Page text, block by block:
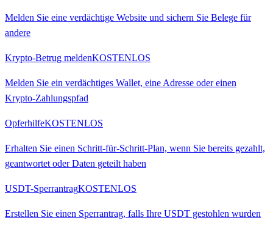
Melden Sie eine verdächtige Website und sichern Sie Belege für
andere
Krypto-Betrug meldenKOSTENLOS
Melden Sie ein verdächtiges Wallet, eine Adresse oder einen
Krypto-Zahlungspfad
OpferhilfeKOSTENLOS
Erhalten Sie einen Schritt-für-Schritt-Plan, wenn Sie bereits gezahlt,
geantwortet oder Daten geteilt haben
USDT-SperrantragKOSTENLOS
Erstellen Sie einen Sperrantrag, falls Ihre USDT gestohlen wurden